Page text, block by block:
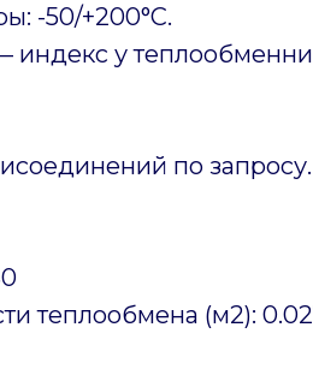
-50/+200°C.
индекс у
по запросу.
теплообмена (м2):